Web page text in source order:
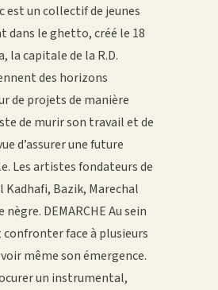
est un collectif de jeunes
dans le ghetto, créé le 18
la capitale de la R.D.
des horizons
de projets de manière
de murir son travail et de
d’assurer une future
Les artistes fondateurs de
Bazik, Marechal
DEMARCHE Au sein
face à plusieurs
même son émergence.
un instrumental,